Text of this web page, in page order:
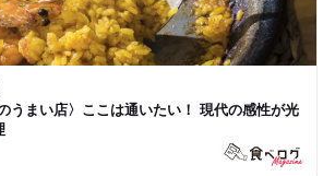
うまい店〉ここは通いたい！ 現代の感性が光